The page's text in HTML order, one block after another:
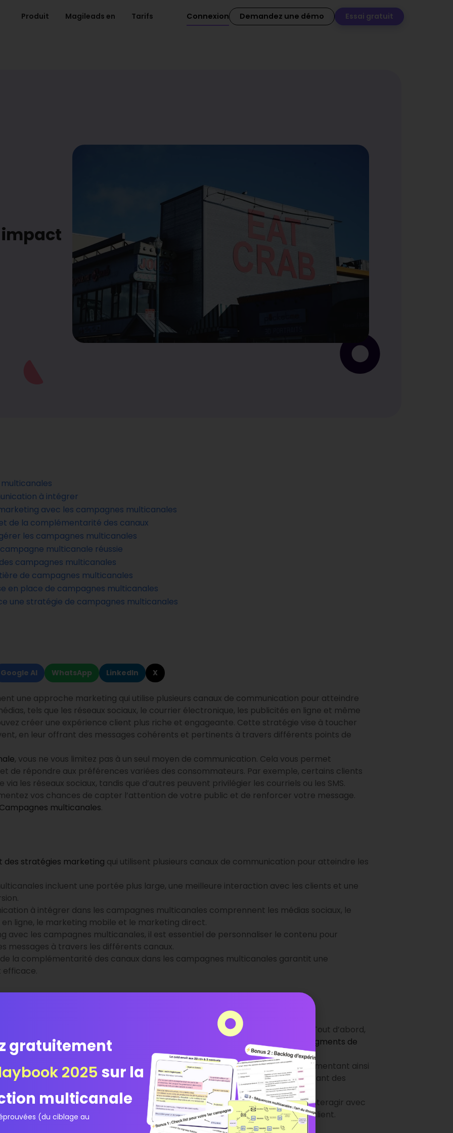
Produit Magileads en Tarifs Connexion Demandez une démo Essai gratuit
à intégrer
avec les campagnes multicanales
de la complémentarité des canaux
les campagnes multicanales
multicanale réussie
campagnes multicanales
de campagnes multicanales
en place de campagnes multicanales
une stratégie de campagnes multicanales
Google AI WhatsApp LinkedIn X
une approche marketing qui utilise plusieurs canaux de communication pour atteindre
tels que les réseaux sociaux, le courrier électronique, les publicités en ligne et même
créer une expérience client plus riche et engageante. Cette stratégie vise à toucher
en leur offrant des messages cohérents et pertinents à travers différents points de
, vous ne vous limitez pas à un seul moyen de communication. Cela vous permet
de répondre aux préférences variées des consommateurs. Par exemple, certains clients
les réseaux sociaux, tandis que d’autres peuvent privilégier les courriels ou les SMS.
vos chances de capter l’attention de votre public et de renforcer votre message.
Campagnes multicanales.
des stratégies marketing qui utilisent plusieurs canaux de communication pour atteindre les
incluent une portée plus large, une meilleure interaction avec les clients et une
à intégrer dans les campagnes multicanales comprennent les médias sociaux, le
ligne, le marketing mobile et le marketing direct.
avec les campagnes multicanales, il est essentiel de personnaliser le contenu pour
messages à travers les différents canaux.
la complémentarité des canaux dans les campagnes multicanales garantit une
efficace.
campagnes multicanales
nombreux avantages qui peuvent transformer votre stratégie marketing
. Tout d’abord,
de votre message. En utilisant plusieurs canaux, vous pouvez toucher
des segments de
visibilité.
voit pas votre annonce sur un canal, il pourrait la rencontrer sur un autre, augmentant ainsi
lescampagnes multicanales favorisent une meilleure expérience client. En offrant des
différents points de contact, vous créez un parcours client harmonieux.
car les consommateurs apprécient la facilité avec laquelle ils peuvent interagir avec
à une augmentation des ventes et à une amélioration de la satisfaction client.
gratuitement
2025 sur la
multicanale
(du ciblage au